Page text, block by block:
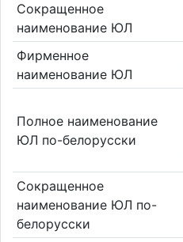
Сокращенное
наименование ЮЛ
Фирменное
наименование ЮЛ
Полное наименование
ЮЛ по-белорусски
Сокращенное
наименование ЮЛ по-
белорусски